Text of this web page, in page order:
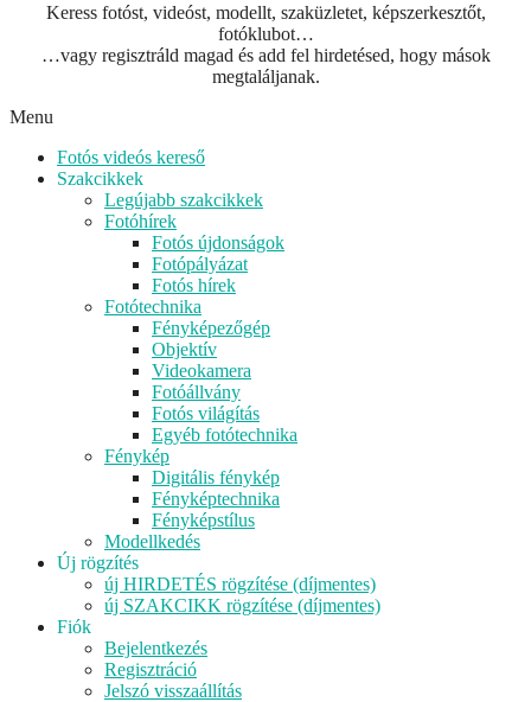
Keress fotóst, videóst, modellt, szaküzletet, képszerkesztőt,
fotóklubot…
…vagy regisztráld magad és add fel hirdetésed, hogy mások
megtaláljanak.
Menu
Fotós videós kereső
Szakcikkek
Legújabb szakcikkek
Fotóhírek
Fotós újdonságok
Fotópályázat
Fotós hírek
Fotótechnika
Fényképezőgép
Objektív
Videokamera
Fotóállvány
Fotós világítás
Egyéb fotótechnika
Fénykép
Digitális fénykép
Fényképtechnika
Fényképstílus
Modellkedés
Új rögzítés
új HIRDETÉS rögzítése (díjmentes)
új SZAKCIKK rögzítése (díjmentes)
Fiók
Bejelentkezés
Regisztráció
Jelszó visszaállítás